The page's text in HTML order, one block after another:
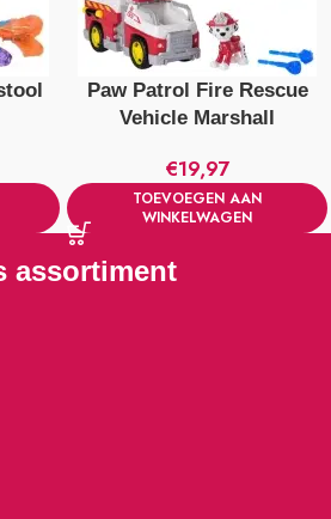
Paw Patrol Fire Rescue
Vehicle Marshall
€19,97
TOEVOEGEN AAN
WINKELWAGEN
assortiment